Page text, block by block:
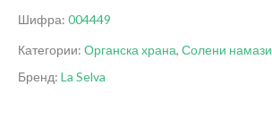
Шифра: 004449
Категории: Органска храна, Солени намази
Бренд: La Selva